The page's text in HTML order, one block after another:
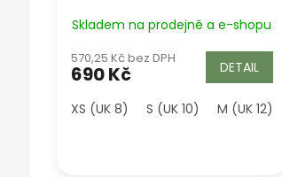
Skladem na prodejně a e-shopu
570,25 Kč bez DPH
690 Kč DETAIL
XS (UK 8) S (UK 10) M (UK 12)